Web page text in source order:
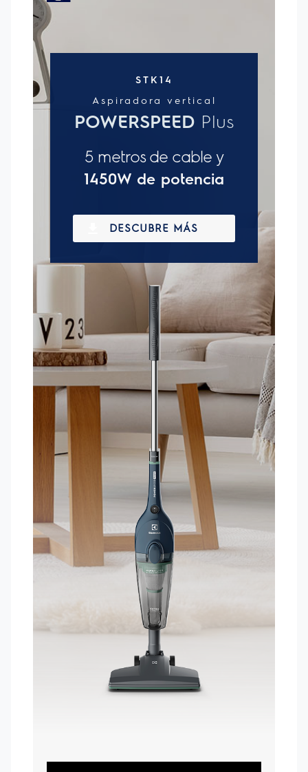
capacidad total de 1,6L, limpiar su hogar nunca ha sido más
conveniente. El sistema de filtración HEPA devuelve un aire
más limpio, libre de alérgenos, ácaros y hongos para su familia.
- Para limpiar esos rincones como las aberturas de las
ventanas y los espacios entre los muebles, la Aspiradora 2 en 1
Electrolux cuenta con una boquilla para rincones y una
boquilla de 180º, lo que facilita la limpieza de la casa e incluso
las esquinas de difícil acceso, como grietas y ventanas. - Con
un cable de 5 metros de largo y soporte para
almacenamiento, el Aspirador Vertical hace que la limpieza
que parar de limpiar para cambiar el enchufe cada vez.
Ahora que sabe todos los beneficios de la aspiradora STK14,
aproveche y compre electrodomésticos Electrolux para que la